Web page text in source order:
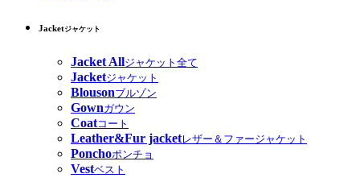
Jacketジャケット
Jacket Allジャケット全て
Jacketジャケット
Blousonブルゾン
Gownガウン
Coatコート
Leather&Fur jacketレザー＆ファージャケット
Ponchoポンチョ
Vestベスト